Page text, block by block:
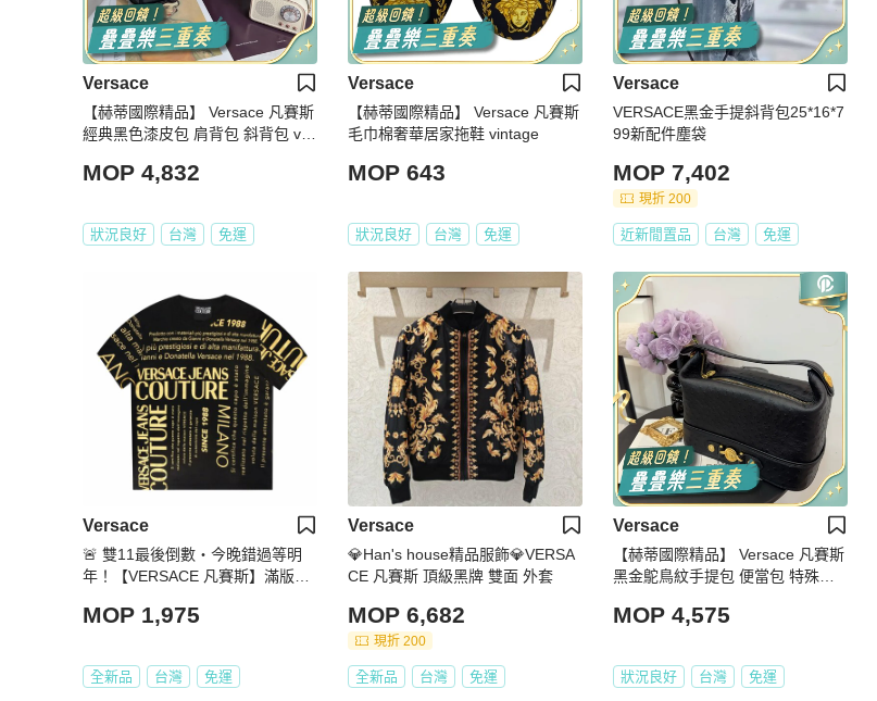
Versace
【赫蒂國際精品】 Versace 凡賽斯
經典黑色漆皮包 肩背包 斜背包 vint
MOP 4,832
狀況良好 台灣 免運
Versace
【赫蒂國際精品】 Versace 凡賽斯
毛巾棉奢華居家拖鞋 vintage
MOP 643
狀況良好 台灣 免運
Versace
VERSACE黑金手提斜背包25*16*7
99新配件塵袋
MOP 7,402
現折 200
近新閒置品 台灣 免運
Versace
🚨 雙11最後倒數・今晚錯過等明
年！【VERSACE 凡賽斯】滿版燙
MOP 1,975
全新品 台灣 免運
Versace
💎Han's house精品服飾💎VERSA
CE 凡賽斯 頂級黑牌 雙面 外套
MOP 6,682
現折 200
全新品 台灣 免運
Versace
【赫蒂國際精品】 Versace 凡賽斯
黑金鴕鳥紋手提包​​ 便當包 特殊款 v
MOP 4,575
狀況良好 台灣 免運